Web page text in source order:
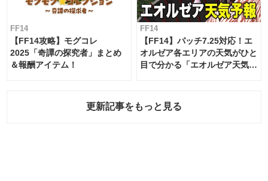
FF14
【FF14攻略】モグコレ
2025「奇譚の探究者」まとめ
＆報酬アイテム！
FF14
【FF14】パッチ7.25対応！エ
オルゼア各エリアの天気がひと
目で分かる「エオルゼア天気予
更新記事をもっと見る